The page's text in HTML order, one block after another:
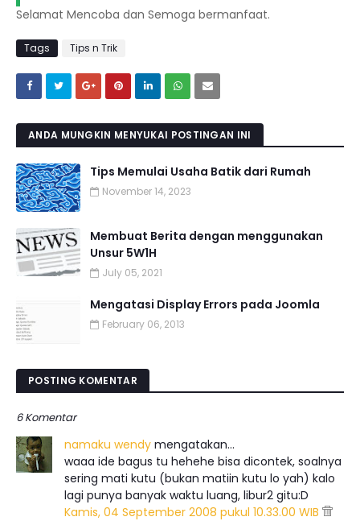
Selamat Mencoba dan Semoga bermanfaat.
Tags Tips n Trik
ANDA MUNGKIN MENYUKAI POSTINGAN INI
Tips Memulai Usaha Batik dari Rumah
November 14, 2023
Membuat Berita dengan menggunakan
Unsur 5W1H
July 05, 2021
Mengatasi Display Errors pada Joomla
February 06, 2013
POSTING KOMENTAR
6 Komentar
namaku wendy mengatakan…
waaa ide bagus tu hehehe bisa dicontek, soalnya
sering mati kutu (bukan matiin kutu lo yah) kalo
lagi punya banyak waktu luang, libur2 gitu:D
Kamis, 04 September 2008 pukul 10.33.00 WIB